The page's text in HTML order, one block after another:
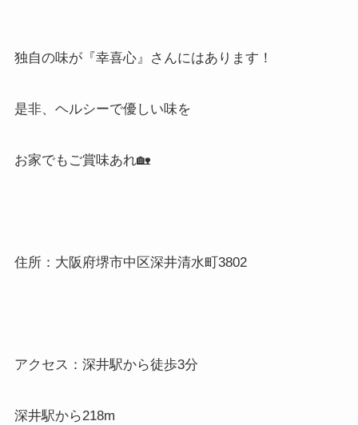
独自の味が『幸喜心』さんにはあります！
是非、ヘルシーで優しい味を
お家でもご賞味あれ🏡
住所：大阪府堺市中区深井清水町3802
アクセス：深井駅から徒歩3分
深井駅から218m